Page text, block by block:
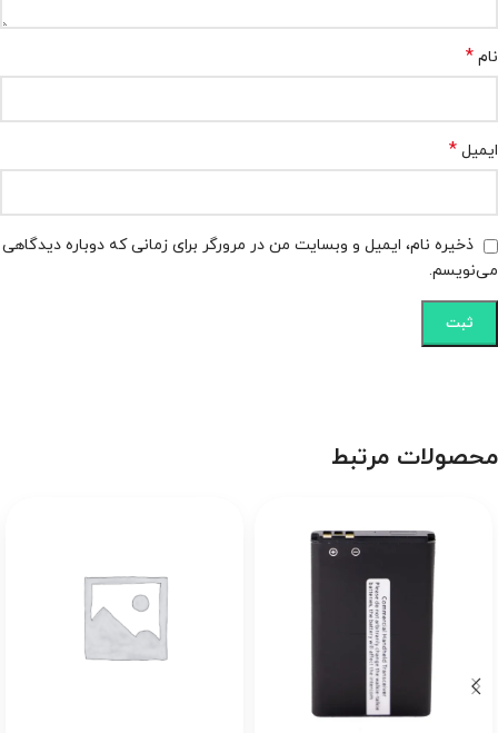
نام *
ایمیل *
ذخیره نام، ایمیل و وبسایت من در مرورگر برای زمانی که دوباره دیدگاهی
می‌نویسم.
محصولات مرتبط